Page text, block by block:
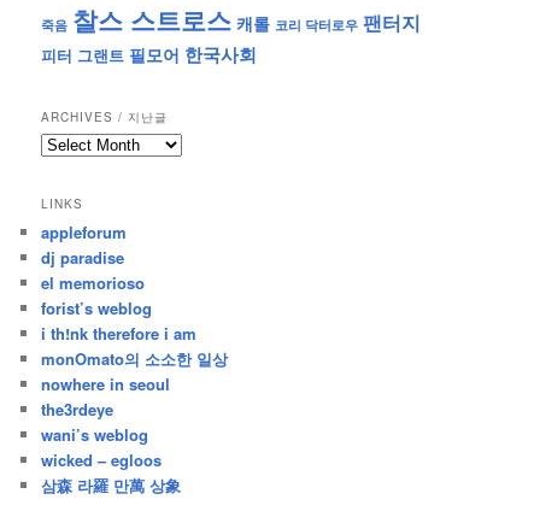
죽음 찰스 스트로스 캐롤 코리 닥터로우 팬터지
피터 그랜트 필모어 한국사회
ARCHIVES / 지난글
archives
난
글
LINKS
appleforum
dj paradise
el memorioso
forist’s weblog
i th!nk therefore i am
monOmato의 소소한 일상
nowhere in seoul
the3rdeye
wani’s weblog
wicked – egloos
삼森 라羅 만萬 상象